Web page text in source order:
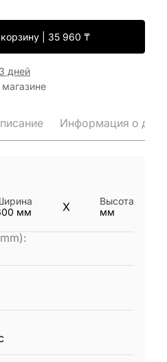
| 35 960 ₸
дней
Информация о
мм X
Высота
мм
: